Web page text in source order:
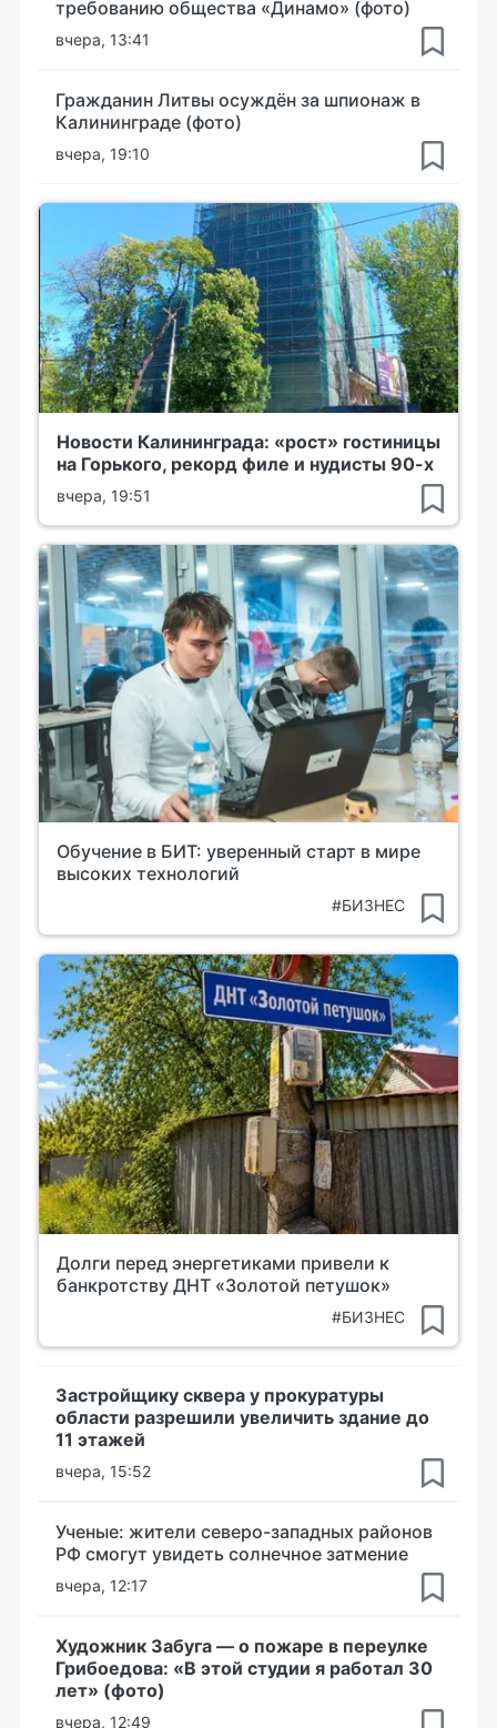
требованию общества «Динамо» (фото)
вчера, 13:41
Гражданин Литвы осуждён за шпионаж в
Калининграде (фото)
вчера, 19:10
Новости Калининграда: «рост» гостиницы
на Горького, рекорд филе и нудисты 90-х
вчера, 19:51
Обучение в БИТ: уверенный старт в мире
высоких технологий
#БИЗНЕС
Долги перед энергетиками привели к
банкротству ДНТ «Золотой петушок»
#БИЗНЕС
Застройщику сквера у прокуратуры
области разрешили увеличить здание до
11 этажей
вчера, 15:52
Ученые: жители северо-западных районов
РФ смогут увидеть солнечное затмение
вчера, 12:17
Художник Забуга — о пожаре в переулке
Грибоедова: «В этой студии я работал 30
лет» (фото)
вчера, 12:49